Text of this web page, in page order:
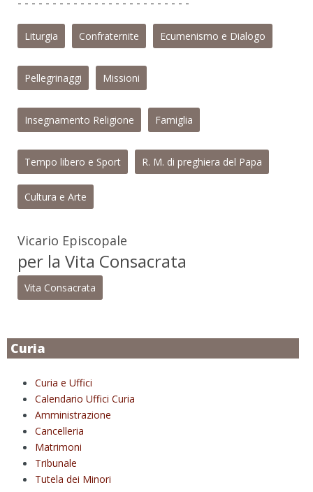
Liturgia Confraternite Ecumenismo e Dialogo
Pellegrinaggi Missioni
Insegnamento Religione Famiglia
Tempo libero e Sport R. M. di preghiera del Papa
Cultura e Arte
Vicario Episcopale
per la Vita Consacrata
Vita Consacrata
Curia
Curia e Uffici
Calendario Uffici Curia
Amministrazione
Cancelleria
Matrimoni
Tribunale
Tutela dei Minori